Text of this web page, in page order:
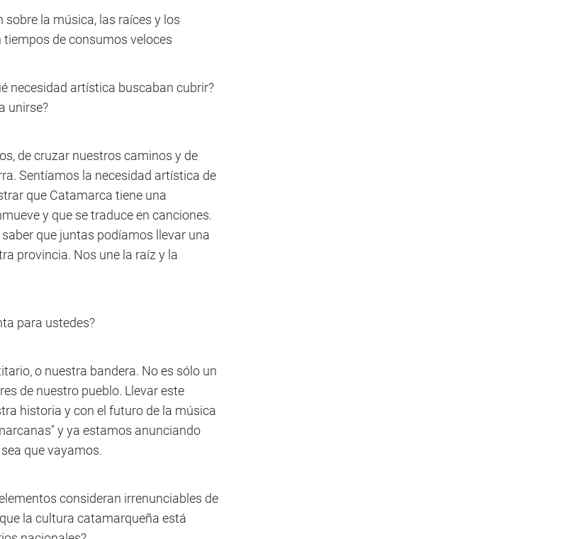
sobre la música, las raíces y los
de consumos veloces
necesidad artística buscaban cubrir?
unirse?
de cruzar nuestros caminos y de
Sentíamos la necesidad artística de
que Catamarca tiene una
y que se traduce en canciones.
que juntas podíamos llevar una
provincia. Nos une la raíz y la
para ustedes?
o nuestra bandera. No es sólo un
de nuestro pueblo. Llevar este
historia y con el futuro de la música
y ya estamos anunciando
que vayamos.
consideran irrenunciables de
la cultura catamarqueña está